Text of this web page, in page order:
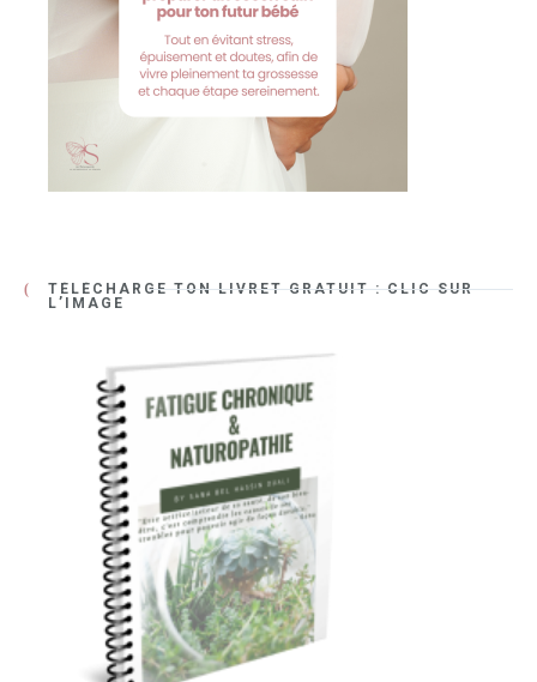
TÉLÉCHARGE TON LIVRET GRATUIT : CLIC SUR
L’IMAGE